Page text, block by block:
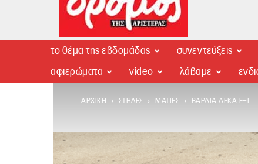
το θέμα της εβδομάδας συνεντεύξεις
αφιερώματα video λάβαμε
ΑΡΧΙΚΉ ΣΤΉΛΕΣ ΜΑΤΙΈΣ ΒΆΡΔΙΑ ΔΈΚΑ ΈΞΙ